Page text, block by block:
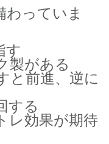
わっていま
す
製がある
と前進、逆に
する
レ効果が期待